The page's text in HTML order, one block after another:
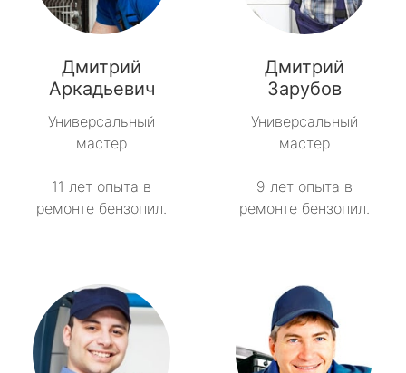
Дмитрий
Аркадьевич
Универсальный
мастер
11 лет опыта в
ремонте бензопил.
Дмитрий
Зарубов
Универсальный
мастер
9 лет опыта в
ремонте бензопил.